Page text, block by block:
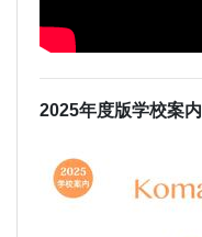
2025年度版学校案内